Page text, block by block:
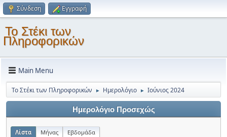
Σύνδεση Εγγραφή
Το Στέκι των
Πληροφορικών
Main Menu
Το Στέκι των Πληροφορικών ► Ημερολόγιο ► Ιούνιος 2024
Ημερολόγιο Προσεχώς
Λίστα Μήνας Εβδομάδα